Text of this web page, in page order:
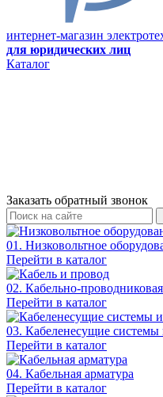
интернет-магазин
для юридических лиц
Каталог
Заказать обратный звонок
01. Низковольтное
Перейти в каталог
02. Кабельно-
Перейти в каталог
03. Кабеленесущие системы
Перейти в каталог
04. Кабельная арматура
Перейти в каталог